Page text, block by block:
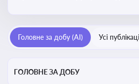
Головне за добу (AI) Усі
ГОЛОВНЕ ЗА ДОБУ